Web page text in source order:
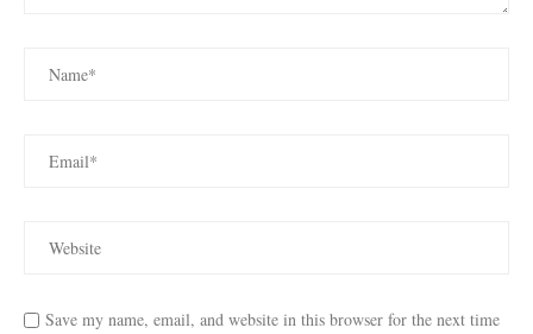
Save my name, email, and website in this browser for the next time